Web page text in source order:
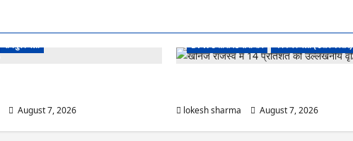
रायपुर जिला
August 7, 2026
DPR छत्तीसगढ समाचार कांकेर जिला (उत्तर बस्तर)
lokesh sharma
August 7, 2026